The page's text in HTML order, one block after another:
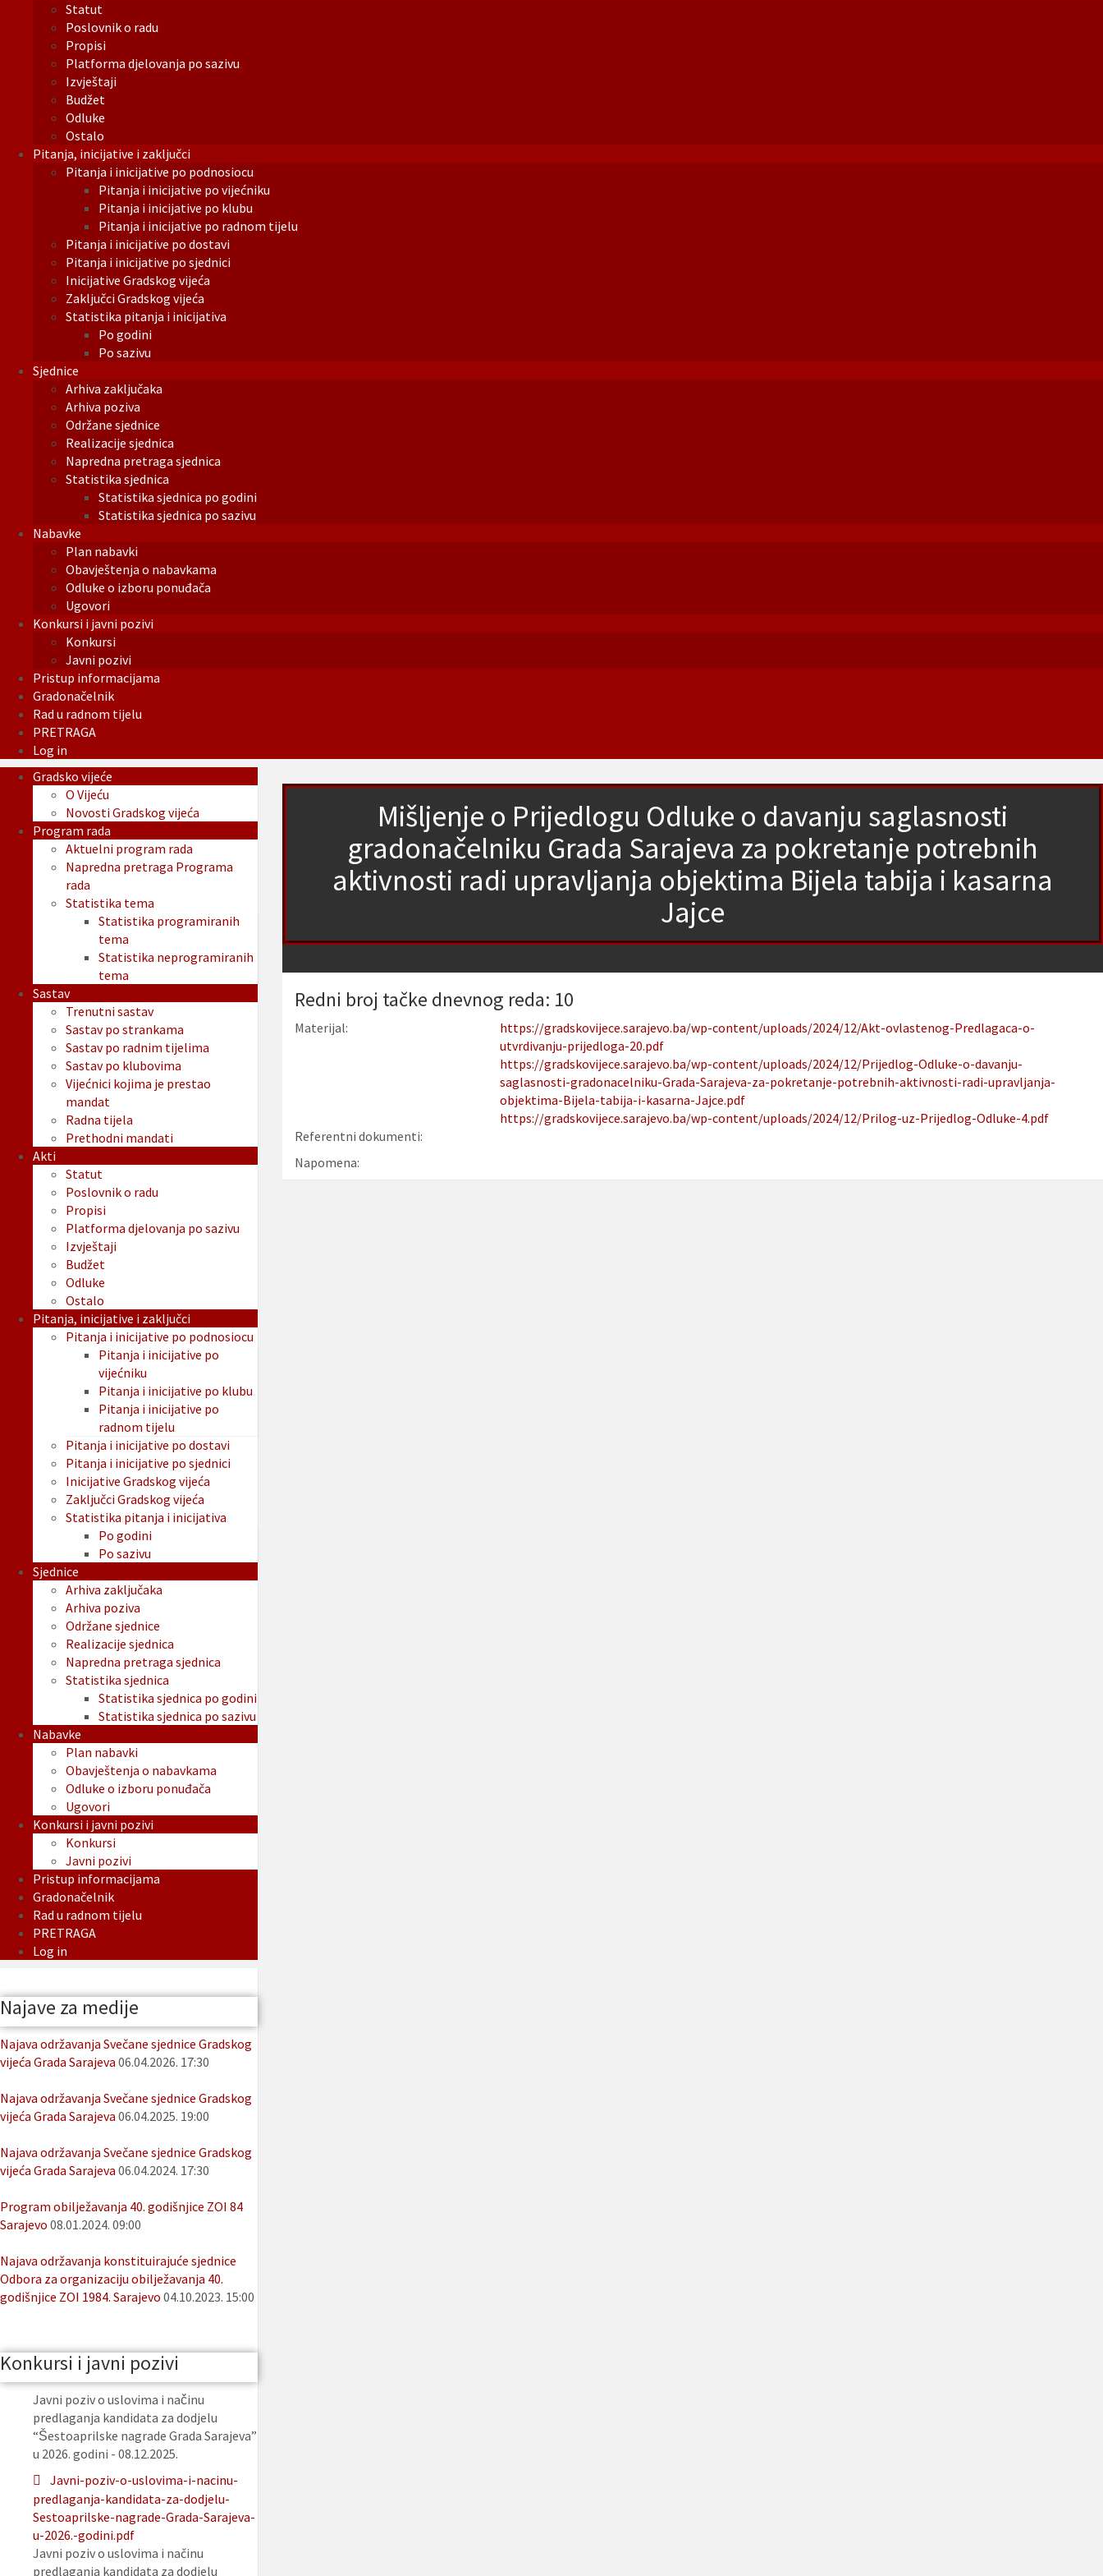
Statut
Poslovnik o radu
Propisi
Platforma djelovanja po sazivu
Izvještaji
Budžet
Odluke
Ostalo
Pitanja, inicijative i zaključci
Pitanja i inicijative po podnosiocu
Pitanja i inicijative po vijećniku
Pitanja i inicijative po klubu
Pitanja i inicijative po radnom tijelu
Pitanja i inicijative po dostavi
Pitanja i inicijative po sjednici
Inicijative Gradskog vijeća
Zaključci Gradskog vijeća
Statistika pitanja i inicijativa
Po godini
Po sazivu
Sjednice
Arhiva zaključaka
Arhiva poziva
Održane sjednice
Realizacije sjednica
Napredna pretraga sjednica
Statistika sjednica
Statistika sjednica po godini
Statistika sjednica po sazivu
Nabavke
Plan nabavki
Obavještenja o nabavkama
Odluke o izboru ponuđača
Ugovori
Konkursi i javni pozivi
Konkursi
Javni pozivi
Pristup informacijama
Gradonačelnik
Rad u radnom tijelu
PRETRAGA
Log in
Mišljenje o Prijedlogu Odluke o davanju saglasnosti
gradonačelniku Grada Sarajeva za pokretanje potrebnih
aktivnosti radi upravljanja objektima Bijela tabija i kasarna
Jajce
Redni broj tačke dnevnog reda: 10
Materijal:
https://gradskovijece.sarajevo.ba/wp-content/uploads/2024/12/Akt-ovlastenog-Predlagaca-o-
utvrdivanju-prijedloga-20.pdf
https://gradskovijece.sarajevo.ba/wp-content/uploads/2024/12/Prijedlog-Odluke-o-davanju-
saglasnosti-gradonacelniku-Grada-Sarajeva-za-pokretanje-potrebnih-aktivnosti-radi-upravljanja-
objektima-Bijela-tabija-i-kasarna-Jajce.pdf
https://gradskovijece.sarajevo.ba/wp-content/uploads/2024/12/Prilog-uz-Prijedlog-Odluke-4.pdf
Referentni dokumenti:
Napomena:
Gradsko vijeće
O Vijeću
Novosti Gradskog vijeća
Program rada
Aktuelni program rada
Napredna pretraga Programa
rada
Statistika tema
Statistika programiranih
tema
Statistika neprogramiranih
tema
Sastav
Trenutni sastav
Sastav po strankama
Sastav po radnim tijelima
Sastav po klubovima
Vijećnici kojima je prestao
mandat
Radna tijela
Prethodni mandati
Akti
Statut
Poslovnik o radu
Propisi
Platforma djelovanja po sazivu
Izvještaji
Budžet
Odluke
Ostalo
Pitanja, inicijative i zaključci
Pitanja i inicijative po podnosiocu
Pitanja i inicijative po
vijećniku
Pitanja i inicijative po klubu
Pitanja i inicijative po
radnom tijelu
Pitanja i inicijative po dostavi
Pitanja i inicijative po sjednici
Inicijative Gradskog vijeća
Zaključci Gradskog vijeća
Statistika pitanja i inicijativa
Po godini
Po sazivu
Sjednice
Arhiva zaključaka
Arhiva poziva
Održane sjednice
Realizacije sjednica
Napredna pretraga sjednica
Statistika sjednica
Statistika sjednica po godini
Statistika sjednica po sazivu
Nabavke
Plan nabavki
Obavještenja o nabavkama
Odluke o izboru ponuđača
Ugovori
Konkursi i javni pozivi
Konkursi
Javni pozivi
Pristup informacijama
Gradonačelnik
Rad u radnom tijelu
PRETRAGA
Log in
Najave za medije
Najava održavanja Svečane sjednice Gradskog
vijeća Grada Sarajeva 06.04.2026. 17:30
Najava održavanja Svečane sjednice Gradskog
vijeća Grada Sarajeva 06.04.2025. 19:00
Najava održavanja Svečane sjednice Gradskog
vijeća Grada Sarajeva 06.04.2024. 17:30
Program obilježavanja 40. godišnjice ZOI 84
Sarajevo 08.01.2024. 09:00
Najava održavanja konstituirajuće sjednice
Odbora za organizaciju obilježavanja 40.
godišnjice ZOI 1984. Sarajevo 04.10.2023. 15:00
Konkursi i javni pozivi
Javni poziv o uslovima i načinu
predlaganja kandidata za dodjelu
“Šestoaprilske nagrade Grada Sarajeva”
u 2026. godini - 08.12.2025.
Javni-poziv-o-uslovima-i-nacinu-
predlaganja-kandidata-za-dodjelu-
Sestoaprilske-nagrade-Grada-Sarajeva-
u-2026.-godini.pdf
Javni poziv o uslovima i načinu
predlaganja kandidata za dodjelu